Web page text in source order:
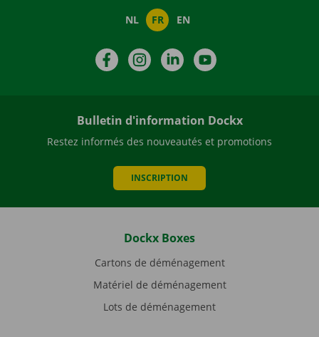
NL FR EN
FacebookInstagramLinkedIn
Bulletin d'information Dockx
Restez informés des nouveautés et promotions
INSCRIPTION
Dockx Boxes
Cartons de déménagement
Matériel de déménagement
Lots de déménagement